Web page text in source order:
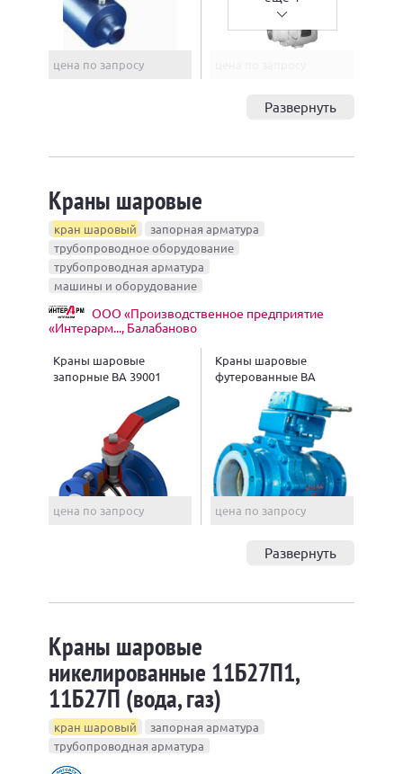
цена по запросу
Развернуть
Краны шаровые
кран шаровый
запорная арматура
трубопроводное оборудование
трубопроводная арматура
машины и оборудование
ООО «Производственное предприятие
«Интерарм..., Балабаново
Краны шаровые
запорные ВА 39001
цена по запросу
Краны шаровые
футерованные ВА
цена по запросу
Развернуть
Краны шаровые
никелированные 11Б27П1,
11Б27П (вода, газ)
кран шаровый
запорная арматура
трубопроводная арматура